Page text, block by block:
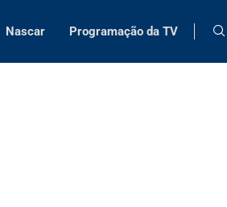
Nascar Programação da TV